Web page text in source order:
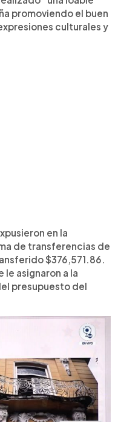
promoviendo el buen
culturales y
en la
de transferencias de
$376,571.86.
le asignaron a la
presupuesto del